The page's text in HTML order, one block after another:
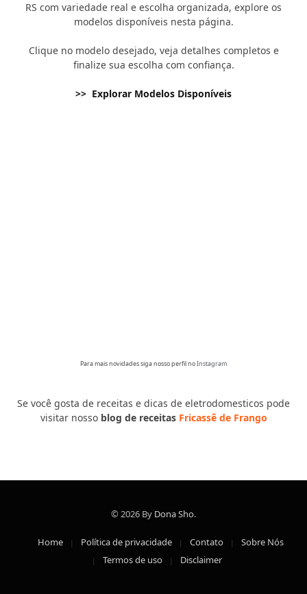
RS com variedade real e escolha organizada, explore os
modelos disponíveis nesta página.
Clique no modelo desejado, veja detalhes completos e
finalize sua escolha com confiança.
>> Explorar Modelos Disponíveis
Para mais novidades siga nosso perfil noInstagram
Se você gosta de receitas e dicas de eletrodomesticos pode
visitar nosso blog de receitas Fricassê de Frango
© 2026 By Dona Sho.
Home Política de privacidade Contato
Sobre Nós
Termos de uso
Disclaimer